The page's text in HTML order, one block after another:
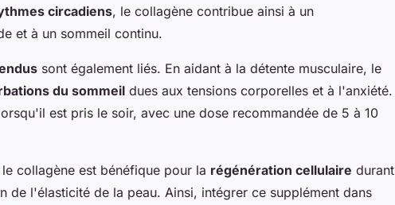
circadiens, le collagène contribue ainsi à un
et à un sommeil continu.
sont également liés. En aidant à la détente musculaire, le
du sommeil dues aux tensions corporelles et à l'anxiété.
est pris le soir, avec une dose recommandée de 5 à 10
collagène est bénéfique pour la régénération cellulaire durant
de l'élasticité de la peau. Ainsi, intégrer ce supplément dans